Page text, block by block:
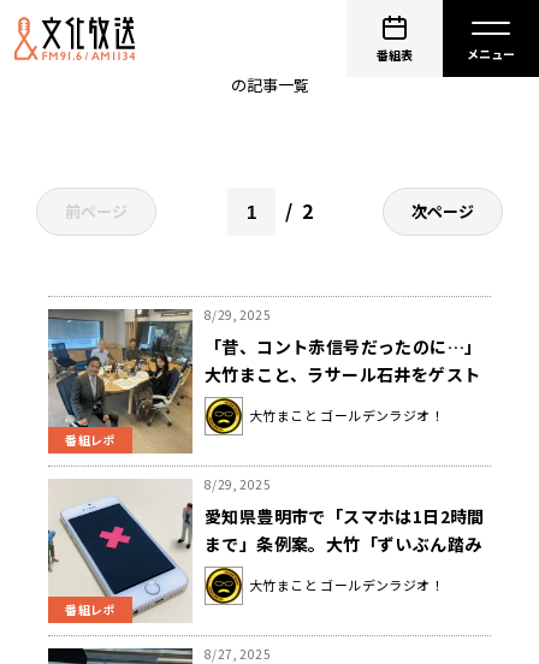
番組表
の記事一覧
前ページ 2 次ページ
番組レポ
8/29, 2025
「昔、コント赤信号だったのに…」
大竹まこと、ラサール石井をゲスト
に招き思い出語る
大竹まこと ゴールデンラジオ！
番組レポ
8/29, 2025
愛知県豊明市で「スマホは1日2時間
まで」条例案。大竹「ずいぶん踏み
込んできますね。越権行為では」
大竹まこと ゴールデンラジオ！
8/27, 2025